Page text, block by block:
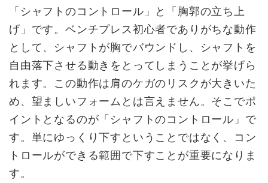
「シャフトのコントロール」と「胸郭の立ち上
げ」です。ベンチプレス初心者でありがちな動作
として、シャフトが胸でバウンドし、シャフトを
自由落下させる動きをとってしまうことが挙げら
れます。この動作は肩のケガのリスクが大きいた
め、望ましいフォームとは言えません。そこでポ
イントとなるのが「シャフトのコントロール」で
す。単にゆっくり下すということではなく、コン
トロールができる範囲で下すことが重要になりま
す。